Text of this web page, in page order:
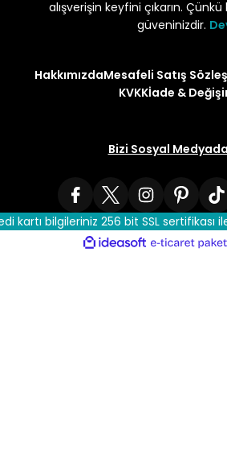
alışverişin keyfini çıkarın.
güveninizdir.
HakkımızdaMesafeli Satış
KVKKİade &
Bizi Sosyal
kartı bilgileriniz 256 bit SSL sertifikası
ideasoft